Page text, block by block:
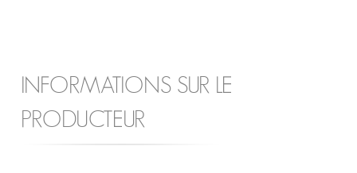
INFORMATIONS SUR LE
PRODUCTEUR